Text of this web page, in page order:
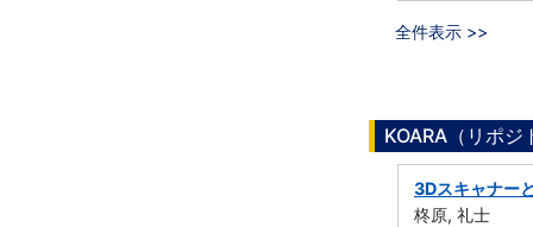
全件表示 >>
KOARA（リポ
3Dスキャナー
柊原, 礼士